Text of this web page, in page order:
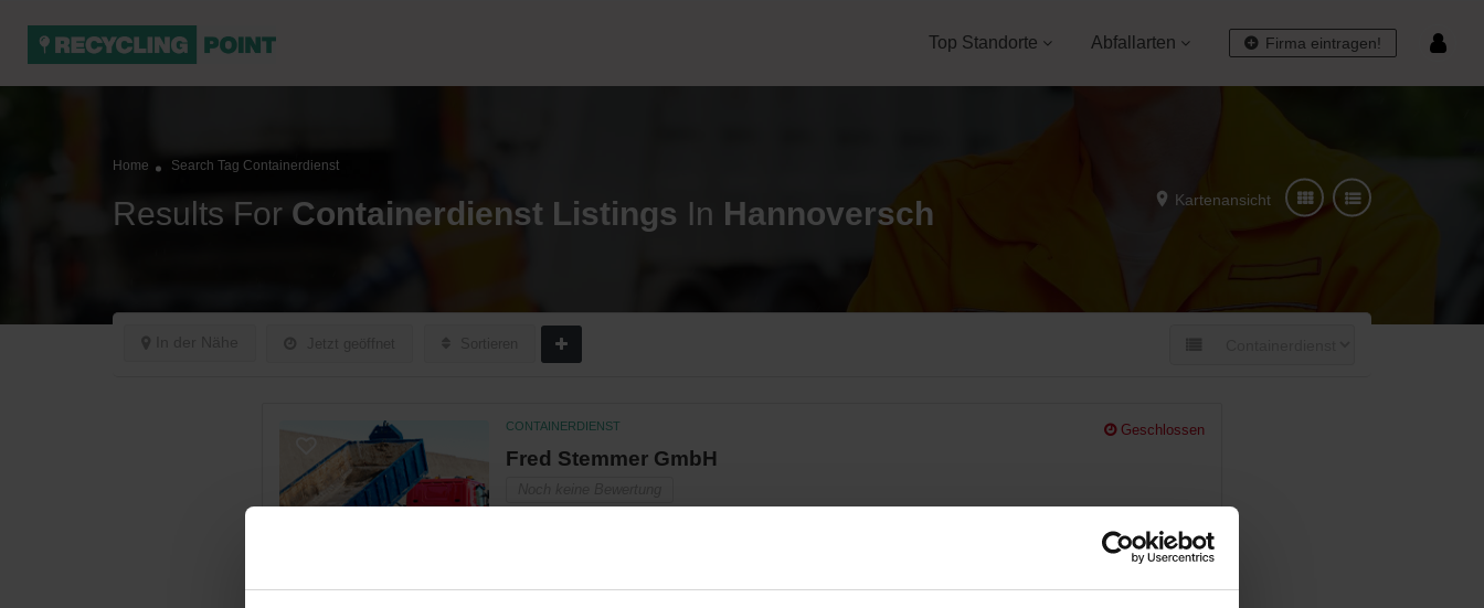
Firma eintragen!
Top Standorte Abfallarten
Home Search Tag Containerdienst
Kartenansicht
Results For Containerdienst Listings In Hannoversch
CONTAINERDIENST Geschlossen
Fred Stemmer GmbH